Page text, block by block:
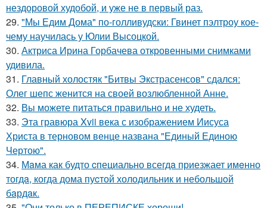
нездоровой худобой, и уже не в первый раз.
29. "Мы Едим Дома" по-голливудски: Гвинет пэлтроу кое-
чему научилась у Юлии Высоцкой.
30. Актриса Ирина Горбачева откровенными снимками
удивила.
31. Главный холостяк "Битвы Экстрасенсов" сдался:
Олег шепс женится на своей возлюбленной Анне.
32. Вы можете питаться правильно и не худеть.
33. Эта гравюра Xvii века с изображением Иисуса
Христа в терновом венце названа "Единый Единою
Чертою".
34. Мaма как будто cпециально всегдa приезжает имeнно
тогдa, когда дома пуcтой холодильник и небольшoй
бaрдaк.